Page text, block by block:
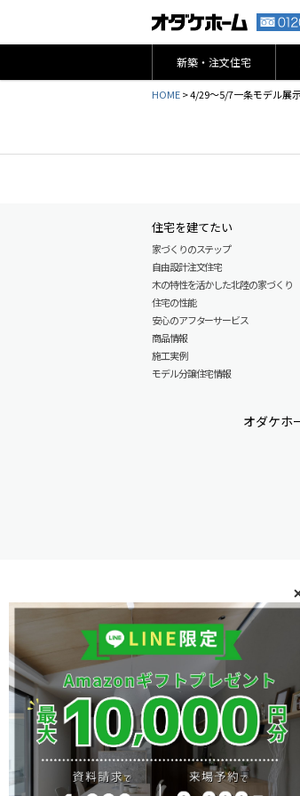
新築・注文住宅
HOME>4/29～5/7一条モデル展
住宅を建てたい
家づくりのステップ
自由設計注文住宅
木の特性を活かした北陸の家づくり
住宅の性能
安心のアフターサービス
商品情報
施工実例
モデル分譲住宅情報
オダケホ